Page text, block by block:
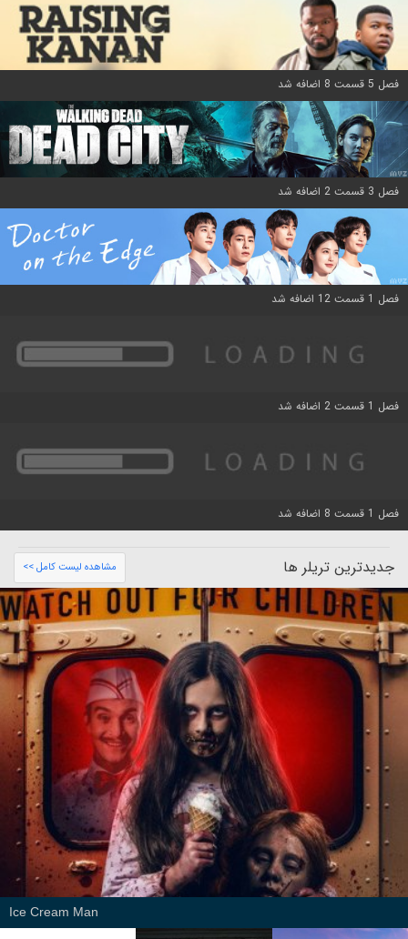
فصل 5 قسمت 8 اضافه شد
فصل 3 قسمت 2 اضافه شد
فصل 1 قسمت 12 اضافه شد
فصل 1 قسمت 2 اضافه شد
فصل 1 قسمت 8 اضافه شد
جدیدترین تریلر ها مشاهده لیست کامل >>
Ice Cream Man